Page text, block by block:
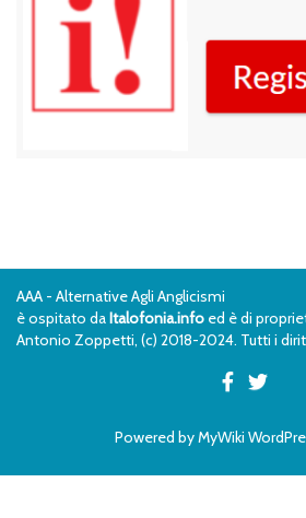
AAA - Alternative Agli Anglicismi
è ospitato daItalofonia.info ed è di
Antonio Zoppetti, (c) 2018-2024. Tutti i
Powered byMyWiki